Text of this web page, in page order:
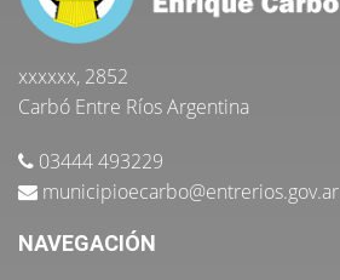
xxxxxx, 2852
Carbó Entre Ríos Argentina
03444 493229
municipioecarbo@entrerios.gov.ar
NAVEGACIÓN